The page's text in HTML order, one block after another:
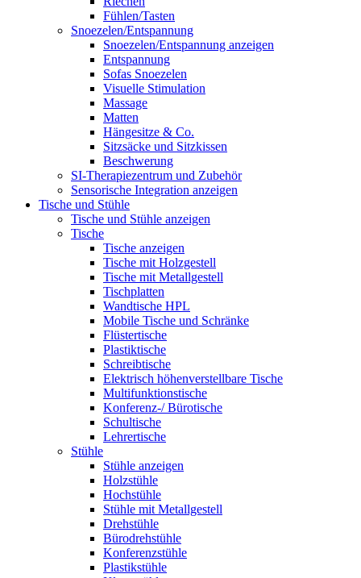
Fühlen/Tasten
Snoezelen/Entspannung
Snoezelen/Entspannung anzeigen
Entspannung
Sofas Snoezelen
Visuelle Stimulation
Massage
Matten
Hängesitze & Co.
Sitzsäcke und Sitzkissen
Beschwerung
SI-Therapiezentrum und Zubehör
Sensorische Integration anzeigen
Tische und Stühle
Tische und Stühle anzeigen
Tische
Tische anzeigen
Tische mit Holzgestell
Tische mit Metallgestell
Tischplatten
Wandtische HPL
Mobile Tische und Schränke
Flüstertische
Plastiktische
Schreibtische
Elektrisch höhenverstellbare Tische
Multifunktionstische
Konferenz-/ Bürotische
Schultische
Lehrertische
Stühle
Stühle anzeigen
Holzstühle
Hochstühle
Stühle mit Metallgestell
Drehstühle
Bürodrehstühle
Konferenzstühle
Plastikstühle